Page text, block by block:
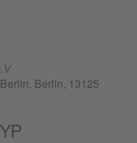
Berlin, 13125